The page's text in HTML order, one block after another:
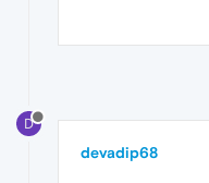
D
devadip68